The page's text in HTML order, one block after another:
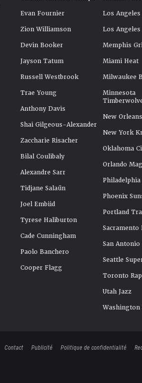
Evan Fournier
Zion Williamson
Devin Booker
Jayson Tatum
Russell Westbrook
Trae Young
Anthony Davis
Shai Gilgeous-Alexander
Zaccharie Risacher
Bilal Coulibaly
Alexandre Sarr
Tidjane Salaün
Joel Embiid
Tyrese Haliburton
Cade Cunningham
Paolo Banchero
Cooper Flagg
Los
Los
Memphis
Miami Heat
Milwaukee
Minnesota
New
New York
Oklahoma
Orlando
Philadelphia
Phoenix
Portland
Sacramento
San Antonio
Seattle
Toronto
Utah Jazz
Washington
Contact Publicité Politique de confidentialité